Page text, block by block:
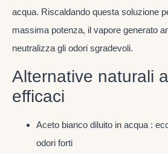
acqua. Riscaldando questa soluzione
massima potenza, il vapore generato
neutralizza gli odori sgradevoli.
Alternative naturali
efficaci
Aceto bianco diluito in acqua :
odori forti